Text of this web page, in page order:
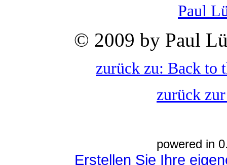
Paul
© 2009 by Paul
zurück zu: Back to
zurück
powered in
Erstellen Sie Ihre